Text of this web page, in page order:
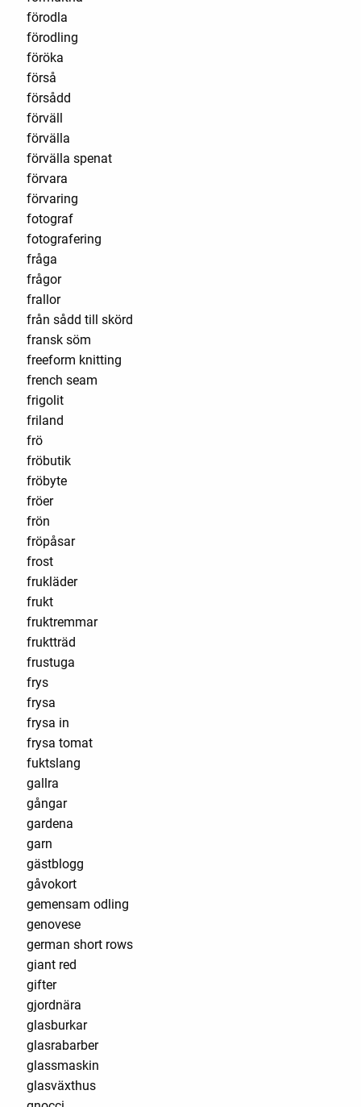
förodla
förodling
föröka
förså
försådd
förväll
förvälla
förvälla spenat
förvara
förvaring
fotograf
fotografering
fråga
frågor
frallor
från sådd till skörd
fransk söm
freeform knitting
french seam
frigolit
friland
frö
fröbutik
fröbyte
fröer
frön
fröpåsar
frost
frukläder
frukt
fruktremmar
fruktträd
frustuga
frys
frysa
frysa in
frysa tomat
fuktslang
gallra
gångar
gardena
garn
gästblogg
gåvokort
gemensam odling
genovese
german short rows
giant red
gifter
gjordnära
glasburkar
glasrabarber
glassmaskin
glasväxthus